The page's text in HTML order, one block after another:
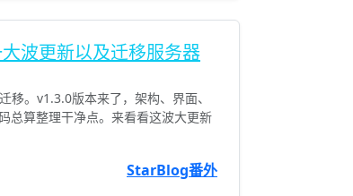
波更新以及迁移服务器
移。v1.3.0版本来了，架构、界面、
总算整理干净点。来看看这波大更新
StarBlog番外